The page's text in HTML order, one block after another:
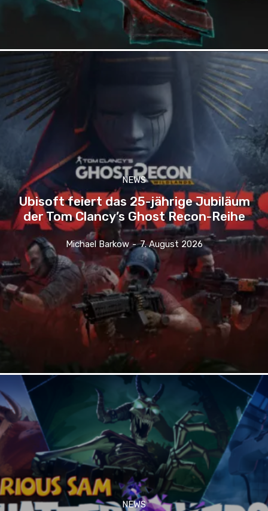
NEWS
Ubisoft feiert das 25-jährige Jubiläum
der Tom Clancy’s Ghost Recon-Reihe
Michael Barkow - 7. August 2026
NEWS